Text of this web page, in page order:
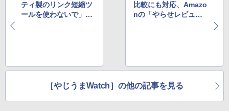
ティ製のリンク短縮ツ
ールを使わないで」呼
比較にも対応、Amazo
nの「やらせレビュ
［やじうまWatch］の他の記事を見る